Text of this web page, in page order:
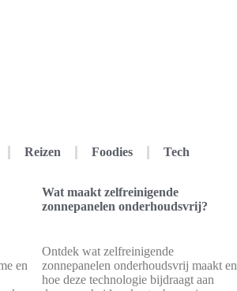
Reizen Foodies Tech
en
Wat maakt zelfreinigende
zonnepanelen onderhoudsvrij?
Ontdek wat zelfreinigende
zonnepanelen onderhoudsvrij maakt en
hoe deze technologie bijdraagt aan